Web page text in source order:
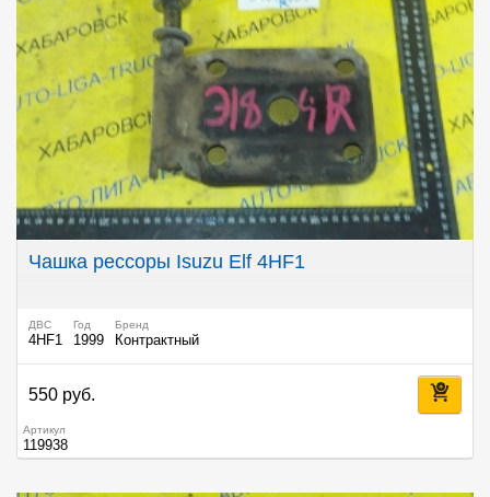
Чашка рессоры Isuzu Elf 4HF1
ДВС
4HF1
Год
1999
Бренд
Контрактный
550 руб.
Артикул
119938